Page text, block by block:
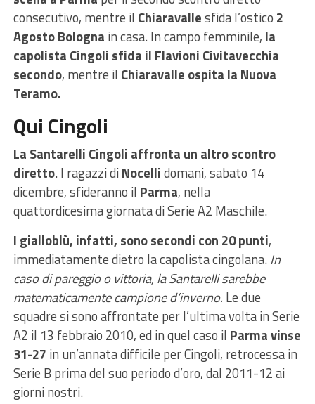
consecutivo, mentre il Chiaravallesfida l’ostico 2
Agosto Bologna in casa. In campo femminile, la
capolista Cingoli sfida il Flavioni Civitavecchia
secondo, mentre il Chiaravalle ospita la Nuova
Teramo.
Qui Cingoli
La Santarelli Cingoli affronta un altro scontro
diretto. I ragazzi diNocellidomani, sabato 14
dicembre, sfideranno il Parma, nella
quattordicesima giornata di Serie A2 Maschile.
I gialloblù, infatti, sono secondi con 20 punti,
immediatamente dietro la capolista cingolana.In
caso di pareggio o vittoria, la Santarelli sarebbe
matematicamente campione d’inverno. Le due
squadre si sono affrontate per l’ultima volta in Serie
A2 il 13 febbraio 2010, ed in quel caso il Parma vinse
31-27 in un’annata difficile per Cingoli, retrocessa in
Serie B prima del suo periodo d’oro, dal 2011-12 ai
giorni nostri.